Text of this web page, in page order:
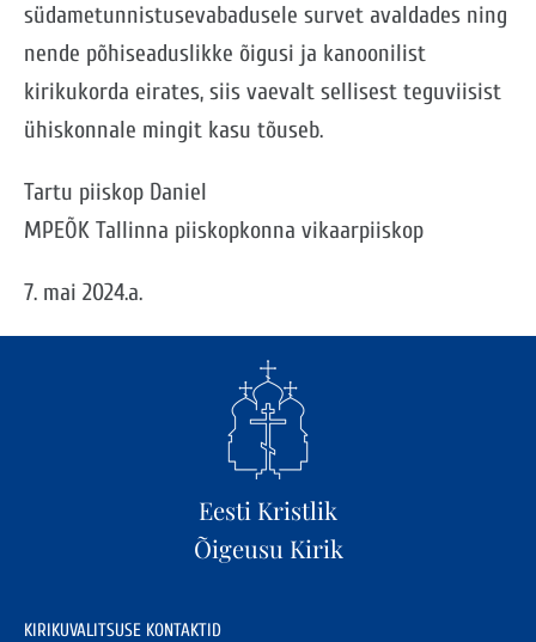
südametunnistusevabadusele survet avaldades ning
nende põhiseaduslikke õigusi ja kanoonilist
kirikukorda eirates, siis vaevalt sellisest teguviisist
ühiskonnale mingit kasu tõuseb.
Tartu piiskop Daniel
MPEÕK Tallinna piiskopkonna vikaarpiiskop
7. mai 2024.a.
Eesti Kristlik
Õigeusu Kirik
KIRIKUVALITSUSE KONTAKTID